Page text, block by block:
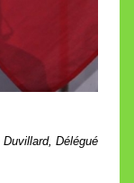
Délégué